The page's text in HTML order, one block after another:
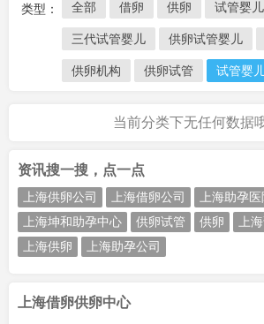
类型： 全部 借卵 供卵 试管婴儿
三代试管婴儿 供卵试管婴儿
供卵机构 供卵试管 试管婴
当前分类下无任何数据
资讯搜一搜，点一点
上海供卵公司 上海借卵公司 上海助孕医
上海坤和助孕中心
供卵试管 供卵
上
上海供卵
上海助孕公司
上海借卵供卵中心